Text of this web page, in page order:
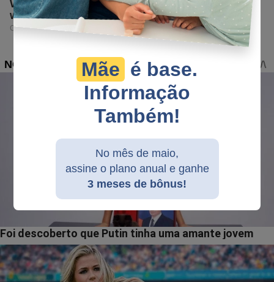
Mãe é base.
Informação
Também!
No mês de maio,
assine o plano anual e ganhe
3 meses de bônus!